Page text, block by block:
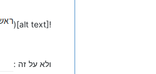
![alt text](
ולא על זה :